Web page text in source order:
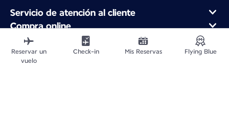
Servicio de atención al cliente
Compra online
Programa de fidelidad y socios
Acerca de Air France
Aplicación móvil Air France
Reservar un
vuelo
Check-in Mis Reservas Flying Blue